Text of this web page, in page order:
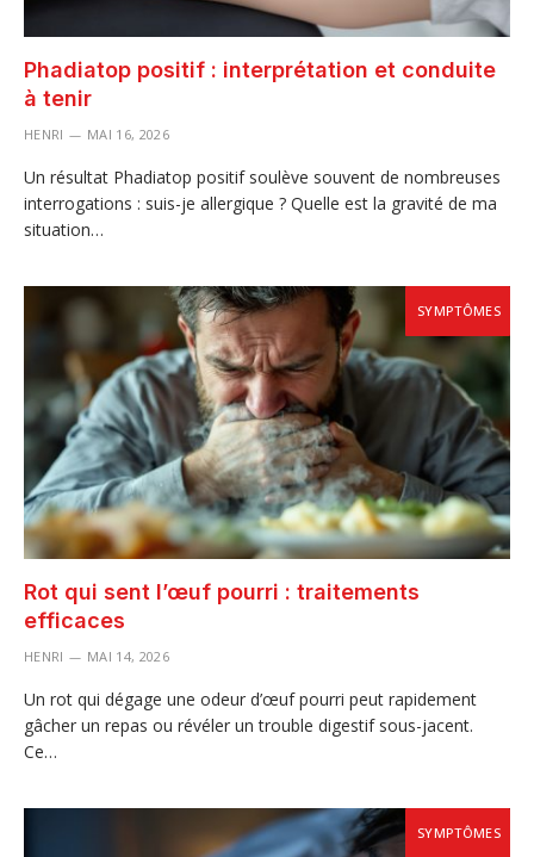
Phadiatop positif : interprétation et conduite
à tenir
HENRI MAI 16, 2026
Un résultat Phadiatop positif soulève souvent de nombreuses
interrogations : suis-je allergique ? Quelle est la gravité de ma
situation…
SYMPTÔMES
Rot qui sent l’œuf pourri : traitements
efficaces
HENRI MAI 14, 2026
Un rot qui dégage une odeur d’œuf pourri peut rapidement
gâcher un repas ou révéler un trouble digestif sous-jacent.
Ce…
SYMPTÔMES